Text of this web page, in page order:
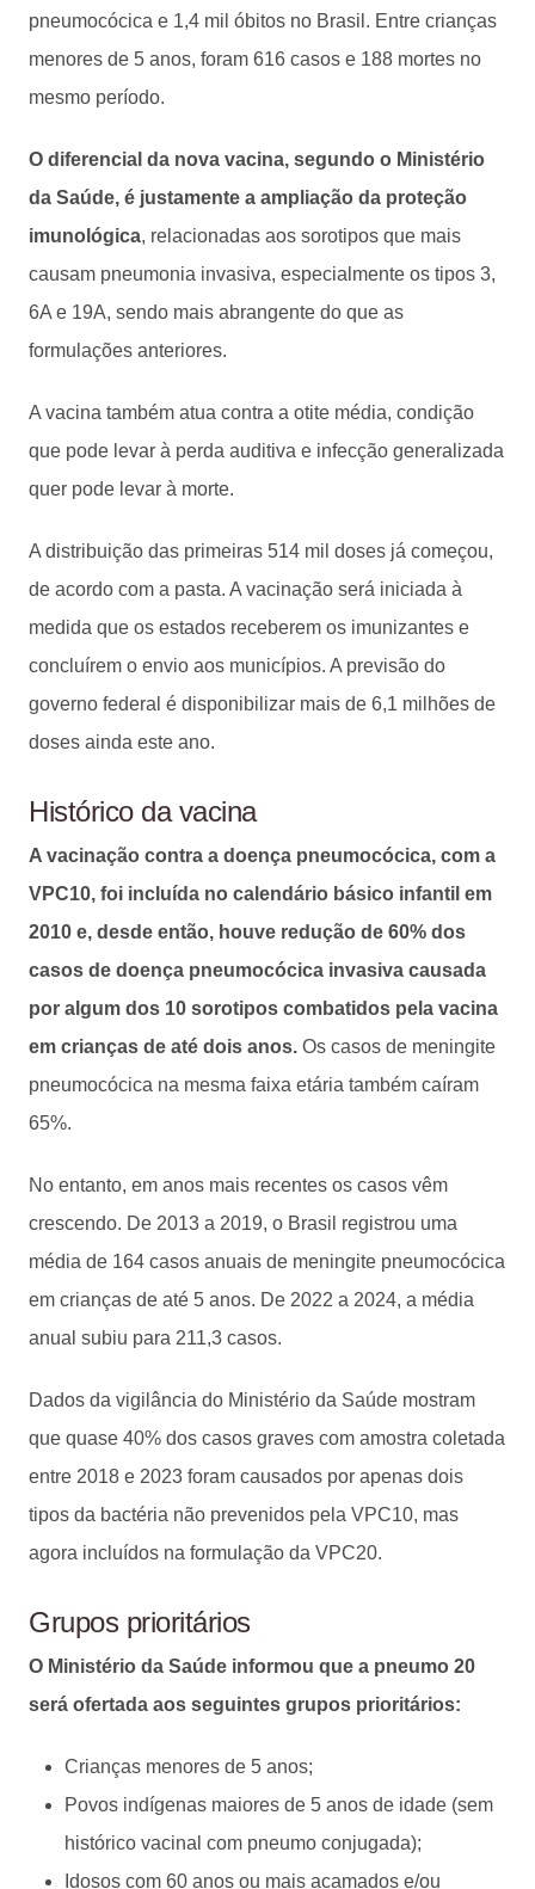
pneumocócica e 1,4 mil óbitos no Brasil. Entre crianças
menores de 5 anos, foram 616 casos e 188 mortes no
mesmo período.
O diferencial da nova vacina, segundo o Ministério
da Saúde, é justamente a ampliação da proteção
imunológica, relacionadas aos sorotipos que mais
causam pneumonia invasiva, especialmente os tipos 3,
6A e 19A, sendo mais abrangente do que as
formulações anteriores.
A vacina também atua contra a otite média, condição
que pode levar à perda auditiva e infecção generalizada
quer pode levar à morte.
A distribuição das primeiras 514 mil doses já começou,
de acordo com a pasta. A vacinação será iniciada à
medida que os estados receberem os imunizantes e
concluírem o envio aos municípios. A previsão do
governo federal é disponibilizar mais de 6,1 milhões de
doses ainda este ano.
Histórico da vacina
A vacinação contra a doença pneumocócica, com a
VPC10, foi incluída no calendário básico infantil em
2010 e, desde então, houve redução de 60% dos
casos de doença pneumocócica invasiva causada
por algum dos 10 sorotipos combatidos pela vacina
em crianças de até dois anos. Os casos de meningite
pneumocócica na mesma faixa etária também caíram
65%.
No entanto, em anos mais recentes os casos vêm
crescendo. De 2013 a 2019, o Brasil registrou uma
média de 164 casos anuais de meningite pneumocócica
em crianças de até 5 anos. De 2022 a 2024, a média
anual subiu para 211,3 casos.
Dados da vigilância do Ministério da Saúde mostram
que quase 40% dos casos graves com amostra coletada
entre 2018 e 2023 foram causados por apenas dois
tipos da bactéria não prevenidos pela VPC10, mas
agora incluídos na formulação da VPC20.
Grupos prioritários
O Ministério da Saúde informou que a pneumo 20
será ofertada aos seguintes grupos prioritários:
Crianças menores de 5 anos;
Povos indígenas maiores de 5 anos de idade (sem
histórico vacinal com pneumo conjugada);
Idosos com 60 anos ou mais acamados e/ou